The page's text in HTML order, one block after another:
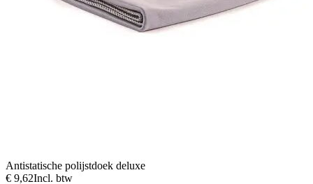
Antistatische polijstdoek deluxe
€ 9,62Incl. btw